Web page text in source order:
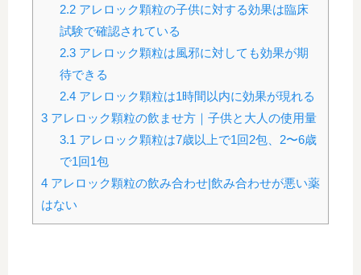
2.2アレロック顆粒の子供に対する効果は臨床
試験で確認されている
2.3アレロック顆粒は風邪に対しても効果が期
待できる
2.4アレロック顆粒は1時間以内に効果が現れる
3 アレロック顆粒の飲ませ方｜子供と大人の使用量
3.1 アレロック顆粒は7歳以上で1回2包、2〜6歳
で1回1包
4 アレロック顆粒の飲み合わせ|飲み合わせが悪い薬
はない